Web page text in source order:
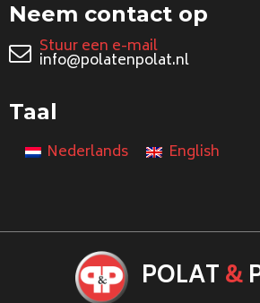
Neem contact op
Stuur een e-mail
info@polatenpolat.nl
Taal
Nederlands English
POLAT&